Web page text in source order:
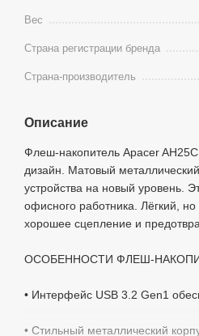
Вес
Страна регистрации бренда
Страна-производитель
Описание
Флеш-накопитель Apacer
дизайн. Матовый
устройства на новый уровень.
офисного работника. Лёгкий,
хорошее сцепление и
ОСОБЕННОСТИ ФЛЕШ-
• Интерфейс USB 3.2 Gen1
• Стильный металлический